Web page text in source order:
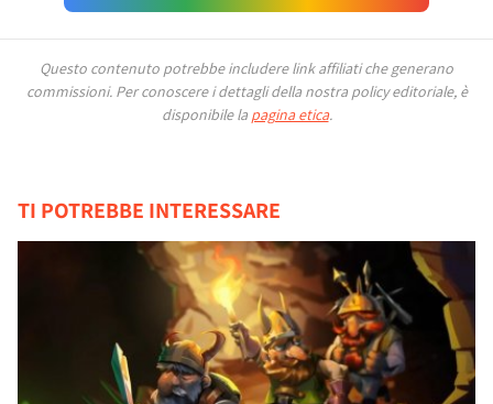
Questo contenuto potrebbe includere link affiliati che generano
commissioni. Per conoscere i dettagli della nostra policy editoriale, è
disponibile la pagina etica.
TI POTREBBE INTERESSARE